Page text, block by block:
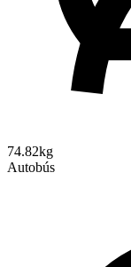
74.82kg
Autobús